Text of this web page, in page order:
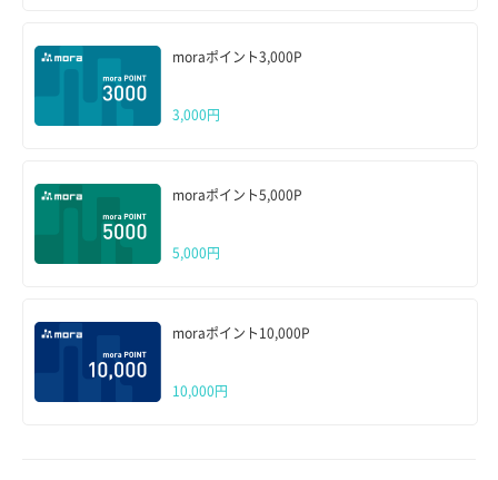
moraポイント3,000P
3,000円
moraポイント5,000P
5,000円
moraポイント10,000P
10,000円